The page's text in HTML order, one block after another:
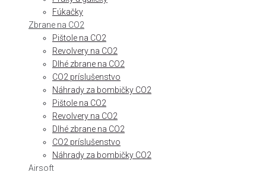
Fúkačky
Zbrane na CO2
Pištole na CO2
Revolvery na CO2
Dlhé zbrane na CO2
CO2 príslušenstvo
Náhrady za bombičky CO2
Pištole na CO2
Revolvery na CO2
Dlhé zbrane na CO2
CO2 príslušenstvo
Náhrady za bombičky CO2
Airsoft